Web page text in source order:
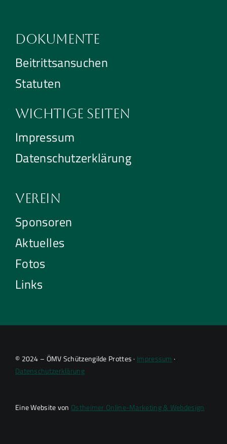
Dokumente
Beitrittsansuchen
Statuten
Wichtige Seiten
Impressum
Datenschutzerklärung
Verein
Sponsoren
Aktuelles
Fotos
Links
© 2024 – ÖMV Schützengilde Prottes · Impressum ·
Datenschutzerklärung
Eine Website von Ostheimer Online-Marketing & Webdesign